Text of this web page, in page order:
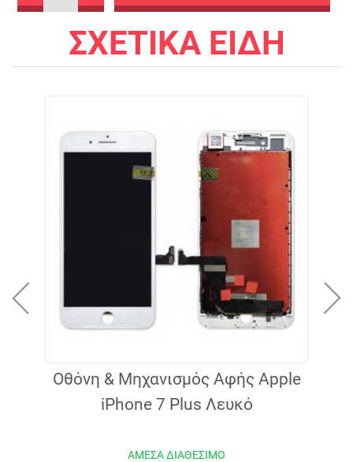
ΣΧΕΤΙΚΑ ΕΙΔΗ
Οθόνη & Μηχανισμός Αφής Apple
iPhone 7 Plus Λευκό
ΑΜΕΣΑ ΔΙΑΘΕΣΙΜΟ